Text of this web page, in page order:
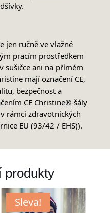
jen ručně ve vlažné
pracím prostředkem
sušičce ani na přímém
mají označení CE,
bezpečnost a
CE Christine®-šály
rámci zdravotnických
EU (93/42 / EHS)).
produkty
Sleva!